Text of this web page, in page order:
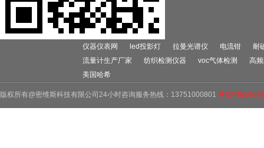
仪器仪表网 led投影灯 拉曼光谱仪 电流钳
耐
流量计生产厂家
纺织检测仪器 voc气体检测
高
美国哈希
版权所有@密维斯科技有限公司24小时咨询服务热线：13751000801 粤ICP备